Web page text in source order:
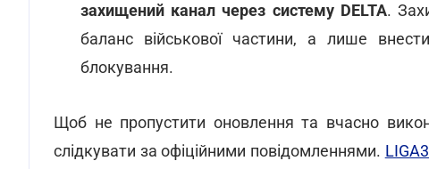
захищений канал через систему DELTA.
баланс військової частини, а лише
блокування.
Щоб не пропустити оновлення та вчасно
слідкувати за офіційними повідомленнями.